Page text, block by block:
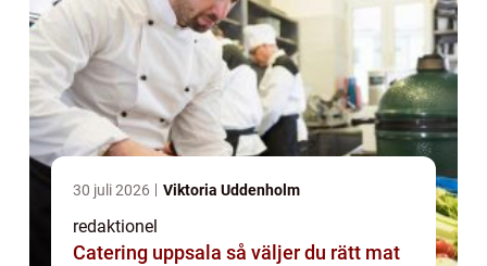
30 juli 2026 Viktoria Uddenholm
redaktionel
Catering uppsala så väljer du rätt mat